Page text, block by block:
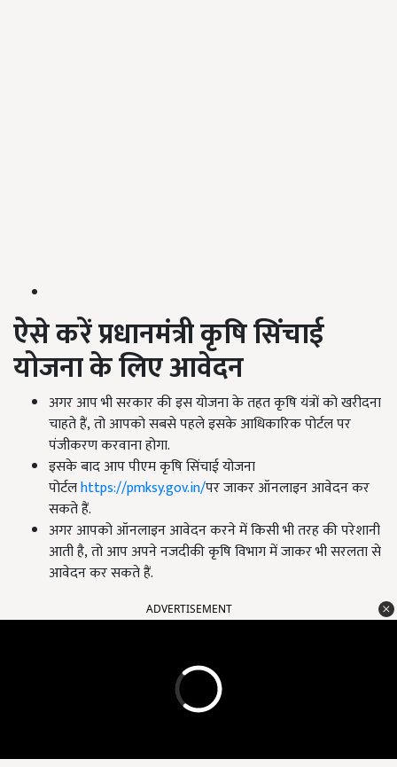
ऐसे करें प्रधानमंत्री कृषि सिंचाई
योजना के लिए आवेदन
अगर आप भी सरकार की इस योजना के तहत कृषि यंत्रों को खरीदना
चाहते हैं, तो आपको सबसे पहले इसके आधिकारिक पोर्टल पर
पंजीकरण करवाना होगा.
इसके बाद आप पीएम कृषि सिंचाई योजना
पोर्टलhttps://pmksy.gov.in/पर जाकर ऑनलाइन आवेदन कर
सकते हैं.
अगर आपको ऑनलाइन आवेदन करने में किसी भी तरह की परेशानी
आती है, तो आप अपने नजदीकी कृषि विभाग में जाकर भी सरलता से
आवेदन कर सकते हैं.
ADVERTISEMENT